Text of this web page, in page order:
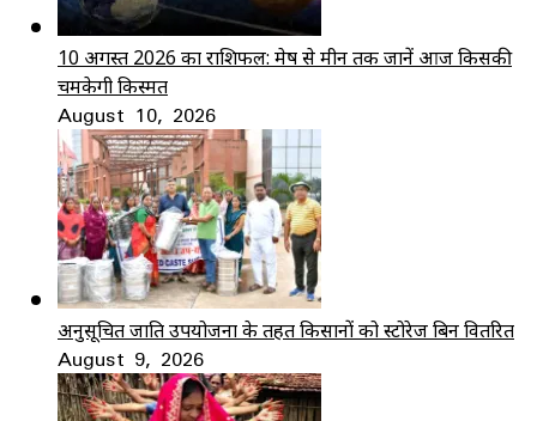
10 अगस्त 2026 का राशिफल: मेष से मीन तक जानें आज किसकी
चमकेगी किस्मत
August 10, 2026
अनुसूचित जाति उपयोजना के तहत किसानों को स्टोरेज बिन वितरित
August 9, 2026